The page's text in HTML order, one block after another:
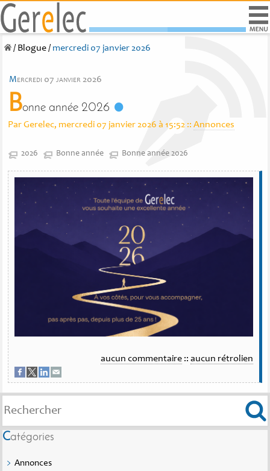
/ Blogue/mercredi 07 janvier 2026
mercredi 07 janvier 2026
Bonne année 2026
Par Gerelec, mercredi 07 janvier 2026 à 15:52 :: Annonces
2026 Bonne année Bonne année 2026
aucun commentaire :: aucun rétrolien
Catégories
Annonces